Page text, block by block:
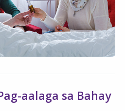
aalaga sa Bahay